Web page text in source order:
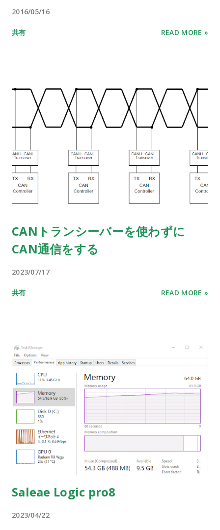
2016/05/16
共有 READ MORE »
CANトランシーバーを使わずに
CAN通信をする
2023/07/17
共有 READ MORE »
Saleae Logic pro8
2023/04/22